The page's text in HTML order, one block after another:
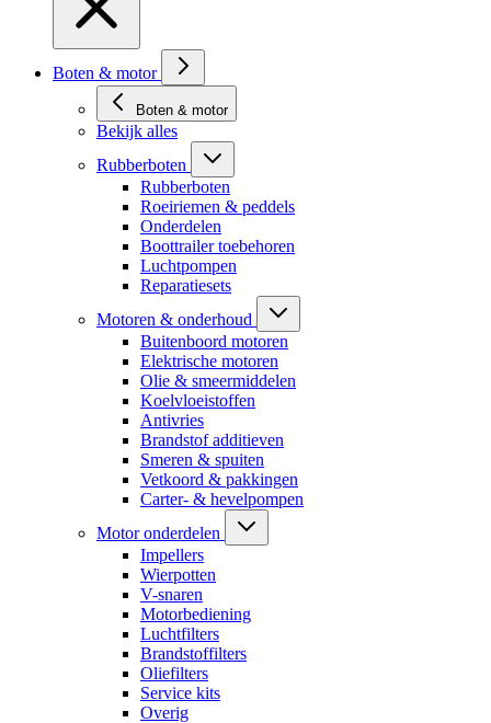
Boten & motor
Boten & motor
Bekijk alles
Rubberboten
Rubberboten
Roeiriemen & peddels
Onderdelen
Boottrailer toebehoren
Luchtpompen
Reparatiesets
Motoren & onderhoud
Buitenboord motoren
Elektrische motoren
Olie & smeermiddelen
Koelvloeistoffen
Antivries
Brandstof additieven
Smeren & spuiten
Vetkoord & pakkingen
Carter- & hevelpompen
Motor onderdelen
Impellers
Wierpotten
V-snaren
Motorbediening
Luchtfilters
Brandstoffilters
Oliefilters
Service kits
Overig